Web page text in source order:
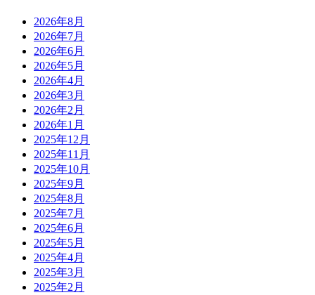
2026年8月
2026年7月
2026年6月
2026年5月
2026年4月
2026年3月
2026年2月
2026年1月
2025年12月
2025年11月
2025年10月
2025年9月
2025年8月
2025年7月
2025年6月
2025年5月
2025年4月
2025年3月
2025年2月